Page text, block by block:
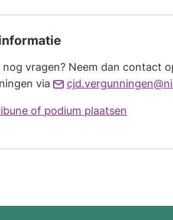
nog vragen? Neem dan contact
via
of podium plaatsen